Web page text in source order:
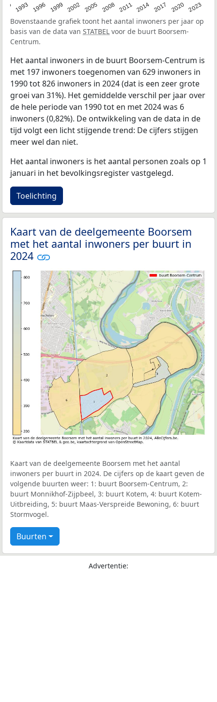
1993 1996 1999 2002 2005 2008 2011 2014 2017 2020 2023
Bovenstaande grafiek toont het aantal inwoners per jaar op
basis van de data van STATBEL voor de buurt Boorsem-
Centrum.
Het aantal inwoners in de buurt Boorsem-Centrum is
met 197 inwoners toegenomen van 629 inwoners in
1990 tot 826 inwoners in 2024 (dat is een zeer grote
groei van 31%). Het gemiddelde verschil per jaar over
de hele periode van 1990 tot en met 2024 was 6
inwoners (0,82%). De ontwikkeling van de data in de
tijd volgt een licht stijgende trend: De cijfers stijgen
meer wel dan niet.
Het aantal inwoners is het aantal personen zoals op 1
januari in het bevolkingsregister vastgelegd.
Toelichting
Kaart van de deelgemeente Boorsem
met het aantal inwoners per buurt in
2024
Kaart van de deelgemeente Boorsem met het aantal
inwoners per buurt in 2024. De cijfers op de kaart geven de
volgende buurten weer: 1: buurt Boorsem-Centrum, 2:
buurt Monnikhof-Zijpbeel, 3: buurt Kotem, 4: buurt Kotem-
Uitbreiding, 5: buurt Maas-Verspreide Bewoning, 6: buurt
Stormvogel.
Buurten
Advertentie: